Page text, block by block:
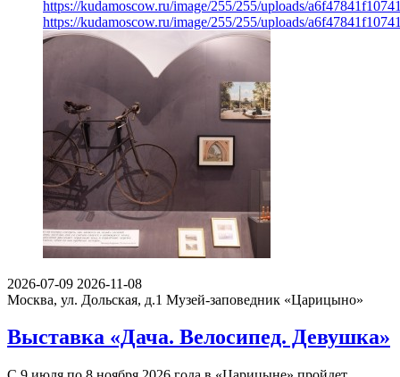
https://kudamoscow.ru/image/255/255/uploads/
https://kudamoscow.ru/image/255/255/uploads/
2026-07-09 2026-11-08
Москва, ул. Дольская, д.1 Музей-заповедник «Царицыно»
Выставка «Дача. Велосипед. Девушка»